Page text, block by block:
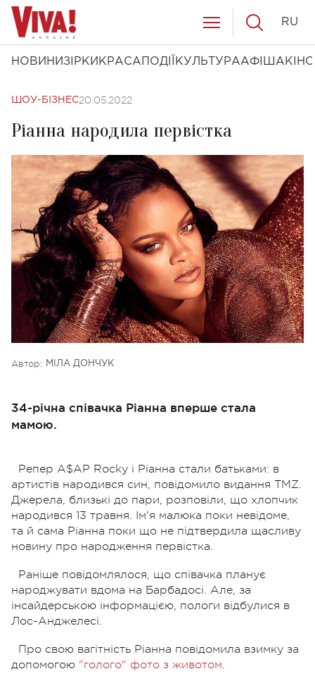
НОВИНИ ЗІРКИ КРАСА ПОДІЇ КУЛЬТУРААФІША КІНО
RU
ШОУ-БІЗНЕС20.05.2022
Ріанна народила первістка
Автор: МІЛА ДОНЧУК
34-річна співачка Ріанна вперше стала
мамою.
Репер A$AP Rocky і Ріанна стали батьками: в
артистів народився син, повідомило видання TMZ.
Джерела, близькі до пари, розповіли, що хлопчик
народився 13 травня. Ім'я малюка поки невідоме,
та й сама Ріанна поки що не підтвердила щасливу
новину про народження первістка.
Раніше повідомлялося, що співачка планує
народжувати вдома на Барбадосі. Але, за
інсайдерською інформацією, пологи відбулися в
Лос-Анджелесі.
Про свою вагітність Ріанна повідомила взимку за
допомогою "голого" фото з животом.